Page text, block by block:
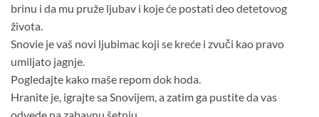
brinu i da mu pruže ljubav i koje će postati deo detetovog
života.
Snovie je vaš novi ljubimac koji se kreće i zvuči kao pravo
umiljato jagnje.
Pogledajte kako maše repom dok hoda.
Hranite je, igrajte sa Snovijem, a zatim ga pustite da vas